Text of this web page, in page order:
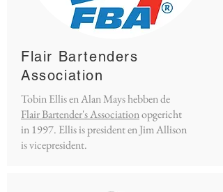
Flair Bartenders
Association
Tobin Ellis en Alan Mays hebben de
Flair Bartender's Associationopgericht
in 1997. Ellis is president en Jim Allison
is vicepresident.